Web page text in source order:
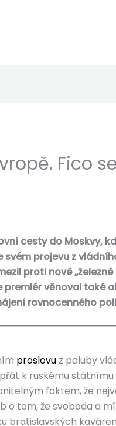
Fico
cesty do Moskvy,
projevu z
proti nové
věnoval také
rovnocenného
proslovuz paluby
k ruskému
faktem, že
o tom, že svoboda a
bratislavských